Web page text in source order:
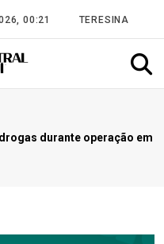
00:21 TERESINA
durante operação em